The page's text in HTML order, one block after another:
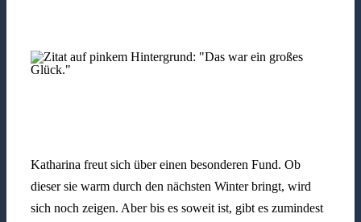
Katharina freut sich über einen besonderen Fund. Ob
dieser sie warm durch den nächsten Winter bringt, wird
sich noch zeigen. Aber bis es soweit ist, gibt es zumindest